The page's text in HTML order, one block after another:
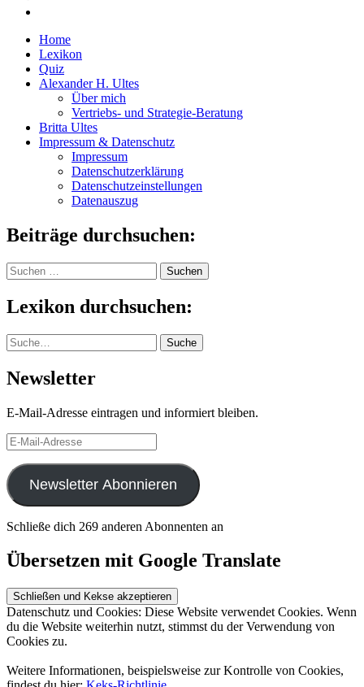
Home
Lexikon
Quiz
Alexander H. Ultes
Über mich
Vertriebs- und Strategie-Beratung
Britta Ultes
Impressum & Datenschutz
Impressum
Datenschutzerklärung
Datenschutzeinstellungen
Datenauszug
Beiträge durchsuchen:
Suchen
nach:
Lexikon durchsuchen:
Suche Suche
Newsletter
E-Mail-Adresse eintragen und informiert bleiben.
E-
Mail-
Adresse
Newsletter Abonnieren
Schließe dich 269 anderen Abonnenten an
Übersetzen mit Google Translate
Datenschutz und Cookies: Diese Website verwendet Cookies. Wenn
du die Website weiterhin nutzt, stimmst du der Verwendung von
Cookies zu.
Weitere Informationen, beispielsweise zur Kontrolle von Cookies,